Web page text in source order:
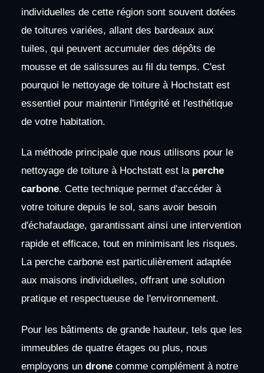
individuelles de cette région sont souvent dotées
de toitures variées, allant des bardeaux aux
tuiles, qui peuvent accumuler des dépôts de
mousse et de salissures au fil du temps. C'est
pourquoi le nettoyage de toiture à Hochstatt est
essentiel pour maintenir l'intégrité et l'esthétique
de votre habitation.
La méthode principale que nous utilisons pour le
nettoyage de toiture à Hochstatt est la perche
carbone. Cette technique permet d'accéder à
votre toiture depuis le sol, sans avoir besoin
d'échafaudage, garantissant ainsi une intervention
rapide et efficace, tout en minimisant les risques.
La perche carbone est particulièrement adaptée
aux maisons individuelles, offrant une solution
pratique et respectueuse de l'environnement.
Pour les bâtiments de grande hauteur, tels que les
immeubles de quatre étages ou plus, nous
employons un dronecomme complément à notre